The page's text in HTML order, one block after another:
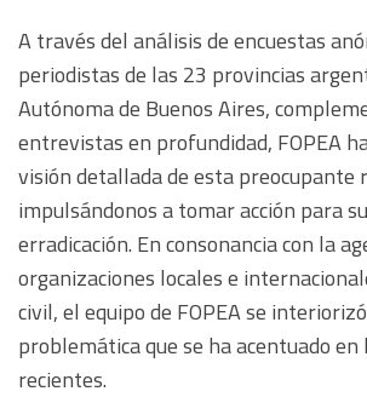
A través del análisis de encuestas
periodistas de las 23 provincias
Autónoma de Buenos Aires,
entrevistas en profundidad, FOPEA
visión detallada de esta preocupante
impulsándonos a tomar acción para
erradicación. En consonancia con la
organizaciones locales e
civil, el equipo de FOPEA se
problemática que se ha acentuado en
recientes.